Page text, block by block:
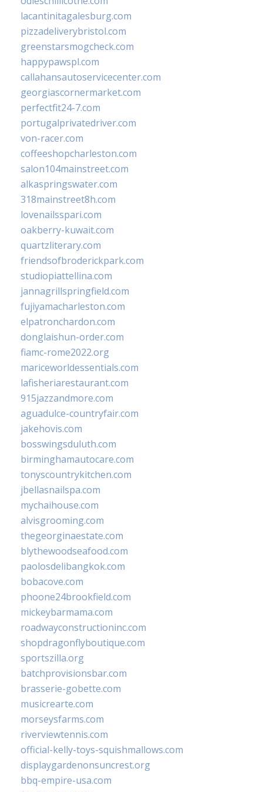
lacantinitagalesburg.com
pizzadeliverybristol.com
greenstarsmogcheck.com
happypawspl.com
callahansautoservicecenter.com
georgiascornermarket.com
perfectfit24-7.com
portugalprivatedriver.com
von-racer.com
coffeeshopcharleston.com
salon104mainstreet.com
alkaspringswater.com
318mainstreet8h.com
lovenailsspari.com
oakberry-kuwait.com
quartzliterary.com
friendsofbroderickpark.com
studiopiattellina.com
jannagrillspringfield.com
fujiyamacharleston.com
elpatronchardon.com
donglaishun-order.com
fiamc-rome2022.org
mariceworldessentials.com
lafisheriarestaurant.com
915jazzandmore.com
aguadulce-countryfair.com
jakehovis.com
bosswingsduluth.com
birminghamautocare.com
tonyscountrykitchen.com
jbellasnailspa.com
mychaihouse.com
alvisgrooming.com
thegeorginaestate.com
blythewoodseafood.com
paolosdelibangkok.com
bobacove.com
phoone24brookfield.com
mickeybarmama.com
roadwayconstructioninc.com
shopdragonflyboutique.com
sportszilla.org
batchprovisionsbar.com
brasserie-gobette.com
musicrearte.com
morseysfarms.com
riverviewtennis.com
official-kelly-toys-squishmallows.com
displaygardenonsuncrest.org
bbq-empire-usa.com